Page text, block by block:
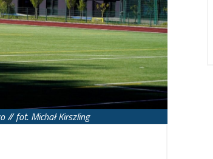
// fot. Michał Kirszling